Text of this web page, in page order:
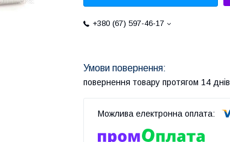
+380 (67) 597-46-17
повернення товару протягом 14 днів